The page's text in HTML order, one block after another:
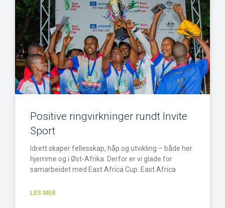
Positive ringvirkninger rundt Invite
Sport
Idrett skaper fellesskap, håp og utvikling – både her
hjemme og i Øst-Afrika. Derfor er vi glade for
samarbeidet med East Africa Cup. East Africa
LES MER